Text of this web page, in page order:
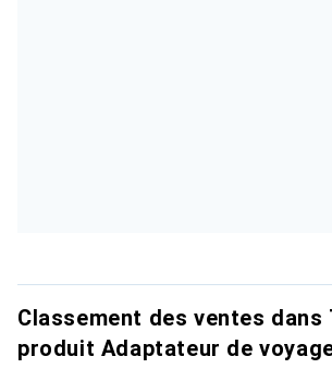
Classement des ventes dans
produit Adaptateur de